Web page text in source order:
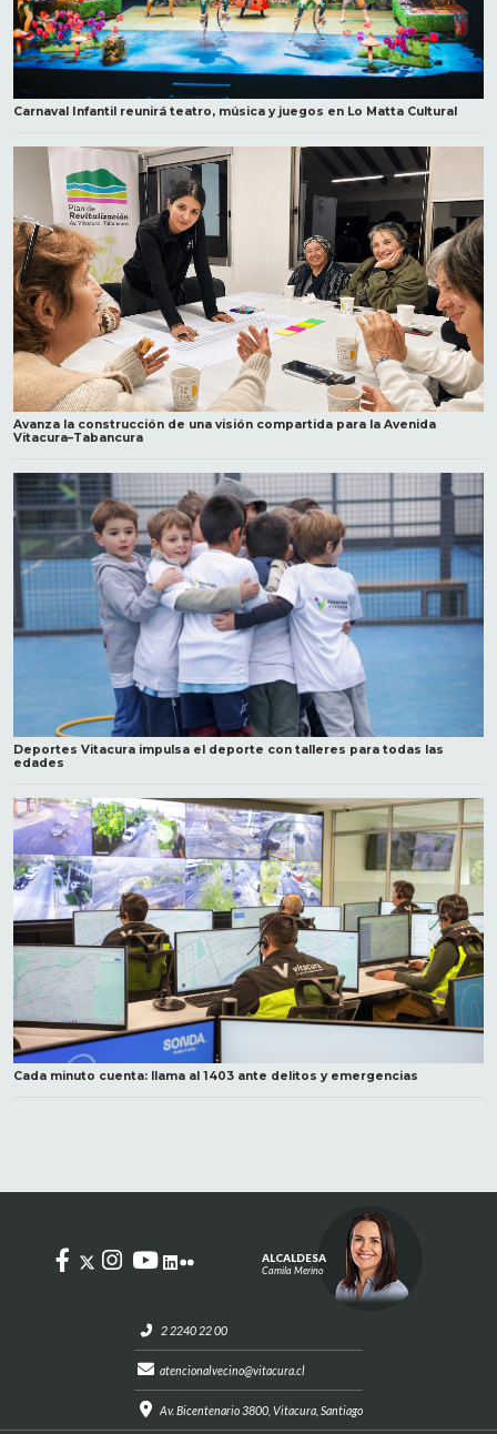
Carnaval Infantil reunirá teatro, música y juegos en Lo Matta Cultural
Avanza la construcción de una visión compartida para la Avenida
Vitacura–Tabancura
Deportes Vitacura impulsa el deporte con talleres para todas las
edades
Cada minuto cuenta: llama al 1403 ante delitos y emergencias
2 2240 22 00
atencionalvecino@vitacura.cl
Av. Bicentenario 3800, Vitacura, Santiago
ALCALDESA
Camila Merino